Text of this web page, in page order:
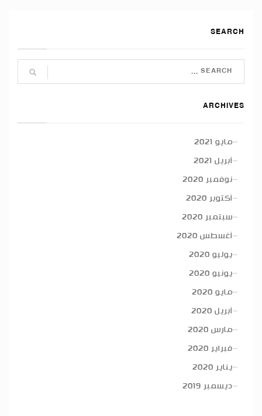
SEARCH
ARCHIVES
مايو 2021
أبريل 2021
نوفمبر 2020
أكتوبر 2020
سبتمبر 2020
أغسطس 2020
يوليو 2020
يونيو 2020
مايو 2020
أبريل 2020
مارس 2020
فبراير 2020
يناير 2020
ديسمبر 2019